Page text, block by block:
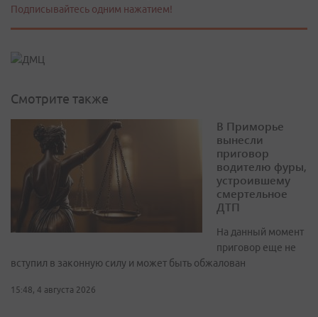
Подписывайтесь одним нажатием!
Смотрите также
В Приморье
вынесли
приговор
водителю фуры,
устроившему
смертельное
ДТП
На данный момент
приговор еще не
вступил в законную силу и может быть обжалован
15:48, 4 августа 2026